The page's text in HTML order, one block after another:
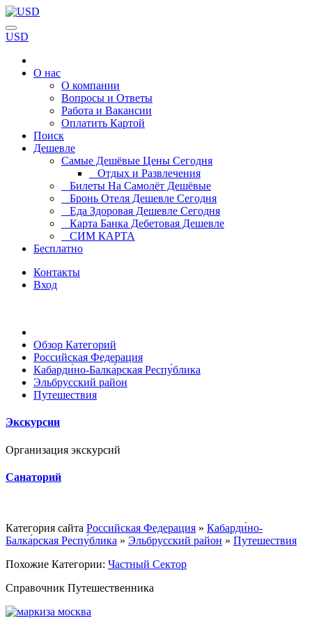
USD
О нас
О компании
Вопросы и Ответы
Работа и Вакансии
Оплатить Картой
Поиск
Дешевле
Самые Дешёвые Цены Сегодня
Отдых и Развлечения
Билеты На Самолёт Дешёвые
Бронь Отеля Дешевле Сегодня
Еда Здоровая Дешевле Сегодня
Карта Банка Дебетовая Дешевле
СИМ КАРТА
Бесплатно
Контакты
Вход
Обзор Категорий
Российская Федерация
Кабарди́но-Балка́рская Респу́блика
Эльбрусский район
Путешествия
Экскурсии
Организация экскурсий
Санаторий
Категория сайта Российская Федерация » Кабарди́но-
Балка́рская Респу́блика » Эльбрусский район » Путешествия
Похожие Категории: Частный Сектор
Справочник Путешественника